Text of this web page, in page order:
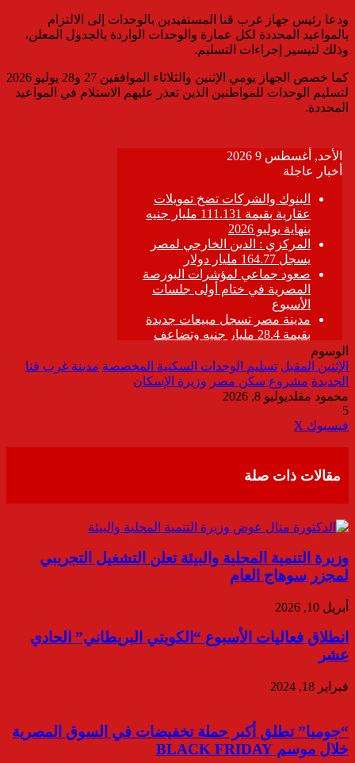
ودعا رئيس جهاز غرب قنا المستفيدين بالوحدات إلى الالتزام
بالمواعيد المحددة لكل عمارة والوحدات الواردة بالجدول المعلن،
وذلك لتيسير إجراءات التسليم.
كما خصص الجهاز يومي الإثنين والثلاثاء الموافقين 27 و28 يوليو 2026
لتسليم الوحدات للمواطنين الذين تعذر عليهم الاستلام في المواعيد
المحددة.
الوسوم
الإثنين المقبل تسليم الوحدات السكنية المخصصة مدينة غرب قنا
الجديدة مشروع سكن مصر وزيرة الإسكان
محمود مقلديوليو 8, 2026
5
فيسبوك ‫X
مقالات ذات صلة
وزيرة التنمية المحلية والبيئة تعلن التشغيل التجريبي
لمجزر سوهاج العام
أبريل 10, 2026
انطلاق فعاليات الأسبوع “الكويتي البريطاني” الحادي
عشر
فبراير 18, 2024
“جوميا” تطلق أكبر حملة تخفيضات في السوق المصرية
خلال موسم BLACK FRIDAY